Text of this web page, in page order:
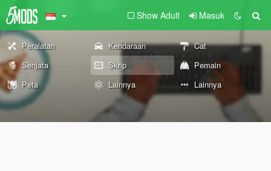
Show Adult Masuk
Peralatan Kendaraan
Cat
Senjata
Skrip
Pemain
Peta
Lainnya Lainnya